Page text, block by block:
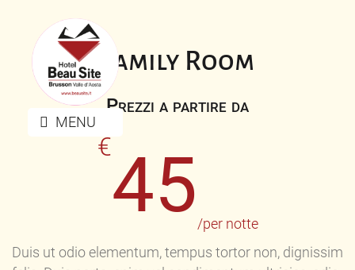
MENU
Family Room
Prezzi a partire da
€45 /per notte
Duis ut odio elementum, tempus tortor non, dignissim